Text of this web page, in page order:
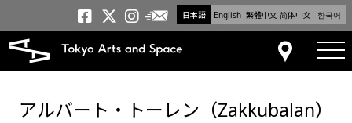
日本語 English 繁體中文 简体中文 한국어
トーキョーアーツアンド
トーキョーアーツアンド
トーキョーアーツア
メールニュース
アクセス
アルバート・トーレン（Zakkubalan）